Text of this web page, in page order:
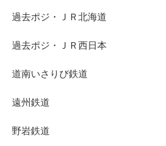
過去ポジ・ＪＲ北海道
過去ポジ・ＪＲ西日本
道南いさりび鉄道
遠州鉄道
野岩鉄道